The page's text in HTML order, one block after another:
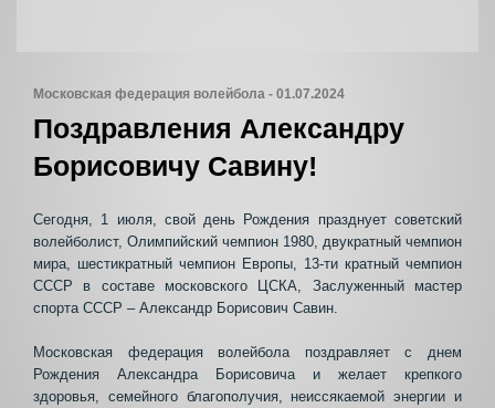
Московская федерация волейбола - 01.07.2024
Поздравления Александру
Борисовичу Савину!
Сегодня, 1 июля, свой день Рождения празднует советский
волейболист, Олимпийский чемпион 1980, двукратный чемпион
мира, шестикратный чемпион Европы, 13-ти кратный чемпион
СССР в составе московского ЦСКА, Заслуженный мастер
спорта СССР – Александр Борисович Савин.
Московская федерация волейбола поздравляет с днем
Рождения Александра Борисовича и желает крепкого
здоровья, семейного благополучия, неиссякаемой энергии и